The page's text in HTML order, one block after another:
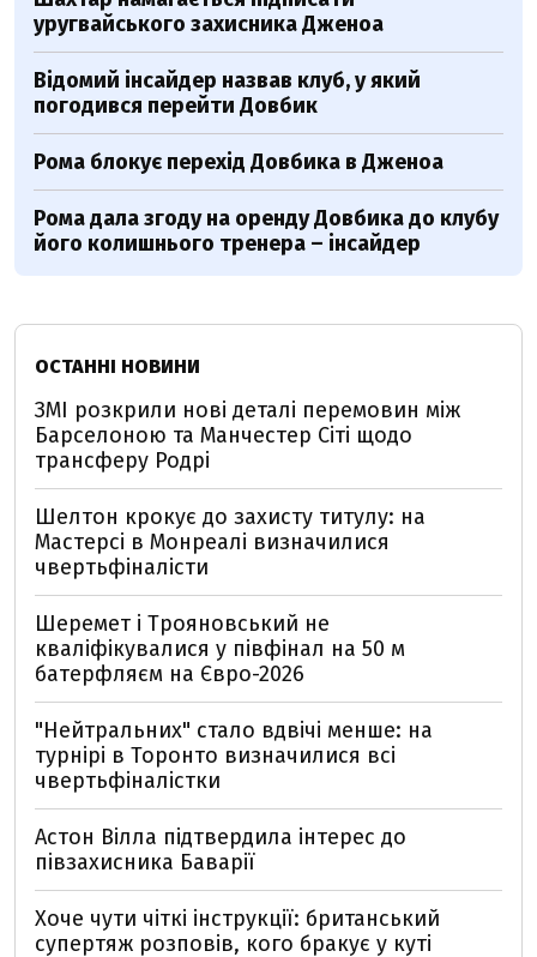
уругвайського захисника Дженоа
Відомий інсайдер назвав клуб, у який
погодився перейти Довбик
Рома блокує перехід Довбика в Дженоа
Рома дала згоду на оренду Довбика до клубу
його колишнього тренера – інсайдер
ОСТАННІ НОВИНИ
ЗМІ розкрили нові деталі перемовин між
Барселоною та Манчестер Сіті щодо
трансферу Родрі
Шелтон крокує до захисту титулу: на
Мастерсі в Монреалі визначилися
чвертьфіналісти
Шеремет і Трояновський не
кваліфікувалися у півфінал на 50 м
батерфляєм на Євро-2026
"Нейтральних" стало вдвічі менше: на
турнірі в Торонто визначилися всі
чвертьфіналістки
Астон Вілла підтвердила інтерес до
півзахисника Баварії
Хоче чути чіткі інструкції: британський
супертяж розповів, кого бракує у куті